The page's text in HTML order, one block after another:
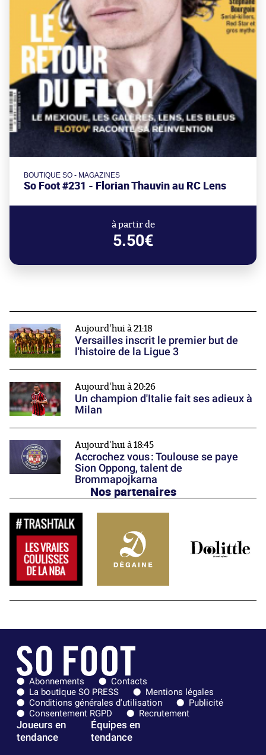
BOUTIQUE SO - MAGAZINES
So Foot #231 - Florian Thauvin au RC Lens
à partir de
5.50€
Aujourd'hui à 21:18
Versailles inscrit le premier but de
l'histoire de la Ligue 3
Aujourd'hui à 20:26
Un champion d'Italie fait ses adieux à
Milan
Aujourd'hui à 18:45
Accrochez vous : Toulouse se paye
Sion Oppong, talent de
Brommapojkarna
Nos partenaires
Abonnements
Contacts
La boutique SO PRESS
Mentions légales
Conditions générales d'utilisation
Publicité
Consentement RGPD
Recrutement
Joueurs en
tendance
Équipes en
tendance